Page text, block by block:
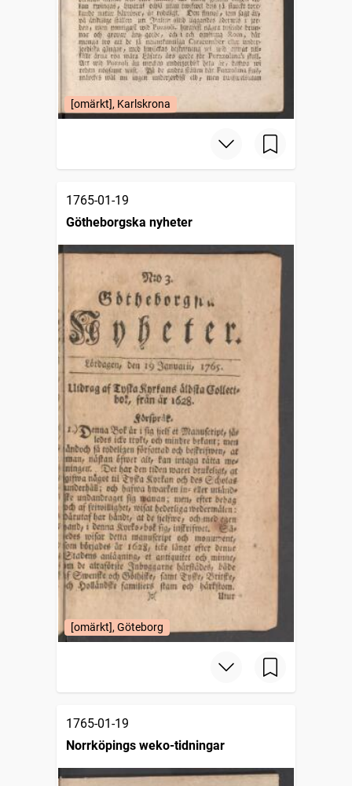
[omärkt], Karlskrona
1765-01-19
Götheborgska nyheter
[omärkt], Göteborg
1765-01-19
Norrköpings weko-tidningar